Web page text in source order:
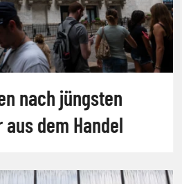
nach jüngsten
dem Handel